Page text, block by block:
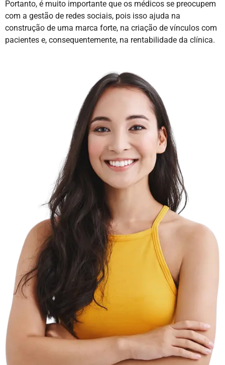
Portanto, é muito importante que os médicos se preocupem
com a gestão de redes sociais, pois isso ajuda na
construção de uma marca forte, na criação de vínculos com
pacientes e, consequentemente, na rentabilidade da clínica.